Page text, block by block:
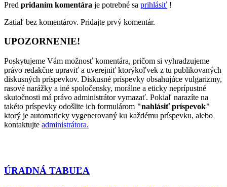
Pred pridaním komentára je potrebné sa prihlásiť !
Zatiaľ bez komentárov. Pridajte prvý komentár.
UPOZORNENIE!
Poskytujeme Vám možnosť komentára, pričom si vyhradzujeme
právo redakčne upraviť a uverejniť ktorýkoľvek z tu publikovaných
diskusných príspevkov. Diskusné príspevky obsahujúce vulgarizmy,
rasové narážky a iné spoločensky, morálne a eticky neprípustné
skutočnosti má právo administrátor vymazať. Pokiaľ narazíte na
takéto príspevky odošlite ich formulárom "nahlásiť príspevok"
ktorý je automaticky vygenerovaný ku každému príspevku, alebo
kontaktujte administrátora.
ÚRADNÁ TABUĽA